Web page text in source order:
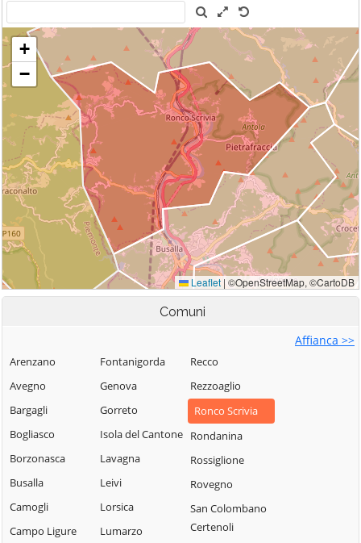
Comuni
Affianca >>
Arenzano
Avegno
Bargagli
Bogliasco
Borzonasca
Busalla
Camogli
Campo Ligure
Fontanigorda
Genova
Gorreto
Isola del Cantone
Lavagna
Leivi
Lorsica
Lumarzo
Recco
Rezzoaglio
Ronco Scrivia
Rondanina
Rossiglione
Rovegno
San Colombano
Certenoli